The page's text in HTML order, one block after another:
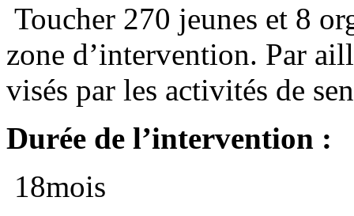
Toucher 270 jeunes et 8
zone d’intervention. Par
visés par les activités de
Durée de l’intervention :
18mois